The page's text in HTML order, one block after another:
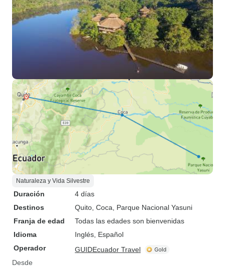
Naturaleza y Vida Silvestre
Duración
4 días
Destinos
Quito , Coca , Parque Nacional Yasuni
Franja de edad
Todas las edades son bienvenidas
Idioma
Inglés, Español
Operador
GUIDEcuador Travel
Desde